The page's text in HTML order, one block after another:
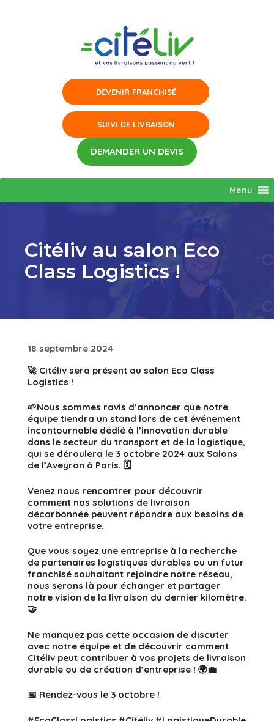
Menu
Citéliv au salon Eco
Class Logistics !
18 septembre 2024
🚀 Citéliv sera présent au salon Eco Class
Logistics !
🌱Nous sommes ravis d’annoncer que notre
équipe tiendra un stand lors de cet événement
incontournable dédié à l’innovation durable
dans le secteur du transport et de la logistique,
qui se déroulera le 3 octobre 2024 aux Salons
de l’Aveyron à Paris. 🗓️
Venez nous rencontrer pour découvrir
comment nos solutions de livraison
décarbonnée peuvent répondre aux besoins de
votre entreprise.
Que vous soyez une entreprise à la recherche
de partenaires logistiques durables ou un futur
franchisé souhaitant rejoindre notre réseau,
nous serons là pour échanger et partager
notre vision de la livraison du dernier kilomètre.
🤝
Ne manquez pas cette occasion de discuter
avec notre équipe et de découvrir comment
Citéliv peut contribuer à vos projets de livraison
durable ou de création d’entreprise ! 🌍💼
📅 Rendez-vous le 3 octobre !